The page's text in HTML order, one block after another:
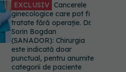
EXCLUSIV Cancerele
ginecologice care pot fi
tratate fără operație. Dr.
Sorin Bogdan
(SANADOR): Chirurgia
este indicată doar
punctual, pentru anumite
categorii de paciente